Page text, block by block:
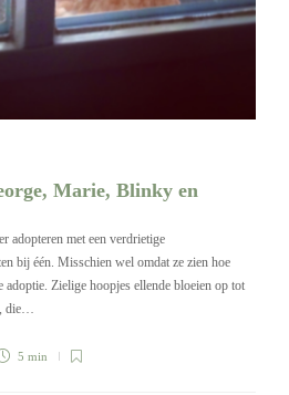
Marie, Blinky en
adopteren met een verdrietige
bij één. Misschien wel omdat ze zien hoe
Zielige hoopjes ellende bloeien op tot
die…
5 min